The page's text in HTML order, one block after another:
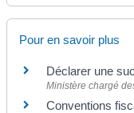
Pour en savoir plus
Déclarer une
Ministère chargé
Conventions